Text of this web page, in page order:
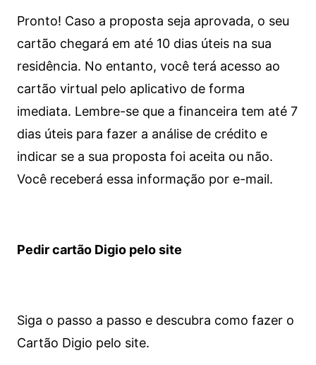
Pronto! Caso a proposta seja aprovada, o seu
cartão chegará em até 10 dias úteis na sua
residência. No entanto, você terá acesso ao
cartão virtual pelo aplicativo de forma
imediata. Lembre-se que a financeira tem até 7
dias úteis para fazer a análise de crédito e
indicar se a sua proposta foi aceita ou não.
Você receberá essa informação por e-mail.
Pedir cartão Digio pelo site
Siga o passo a passo e descubra como fazer o
Cartão Digio pelo site.